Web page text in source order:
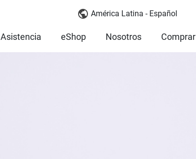
América Latina - Español
Asistencia eShop Nosotros Comprar